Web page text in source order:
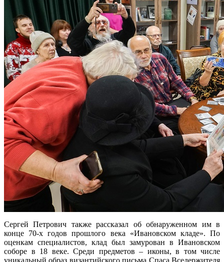
Сергей Петрович также рассказал об обнаруженном им в
конце 70-х годов прошлого века «Ивановском кладе». По
оценкам специалистов, клад был замурован в Ивановском
соборе в 18 веке. Среди предметов – иконы, в том числе
уникальный образ византийского письма Спаса Вседержителя